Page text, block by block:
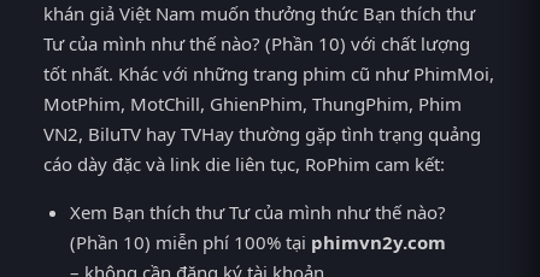
khán giả Việt Nam muốn thưởng thức Bạn thích thư
Tư của mình như thế nào? (Phần 10) với chất lượng
tốt nhất. Khác với những trang phim cũ như PhimMoi,
MotPhim, MotChill, GhienPhim, ThungPhim, Phim
VN2, BiluTV hay TVHay thường gặp tình trạng quảng
cáo dày đặc và link die liên tục, RoPhim cam kết:
Xem Bạn thích thư Tư của mình như thế nào?
(Phần 10) miễn phí 100% tại phimvn2y.com
– không cần đăng ký tài khoản